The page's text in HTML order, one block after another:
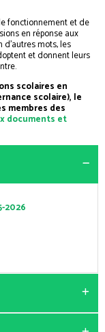
fonctionnement et de
en réponse aux
d’autres mots, les
et donnent leurs
scolaires en
scolaire), le
membres des
documents et
2026